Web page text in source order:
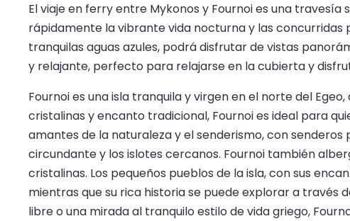
El viaje en ferry entre Mykonos y Fournoi es una
rápidamente la vibrante vida nocturna y las concurridas
tranquilas aguas azules, podrá disfrutar de vistas
y relajante, perfecto para relajarse en la cubierta y
Fournoi es una isla tranquila y virgen en el norte del
cristalinas y encanto tradicional, Fournoi es ideal para
amantes de la naturaleza y el senderismo, con
circundante y los islotes cercanos. Fournoi también
cristalinas. Los pequeños pueblos de la isla, con sus
mientras que su rica historia se puede explorar a través
libre o una mirada al tranquilo estilo de vida griego,